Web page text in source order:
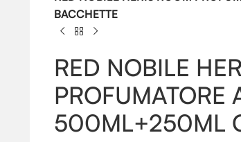
BACCHETTE
RED NOBILE
PROFUMATORE
500ML+250ML